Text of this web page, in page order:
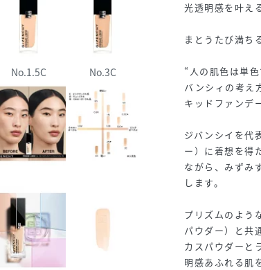
No.1.5C No.3C
光透明感を叶え
まとうたび満ち
“人の肌色は単
バンシィの考え
キッドファンデ
ジバンシイを代
ー）に着想を得
ながら、みずみ
します。
プリズムのよう
パウダー）と共
カスパウダーと
明感あふれる肌